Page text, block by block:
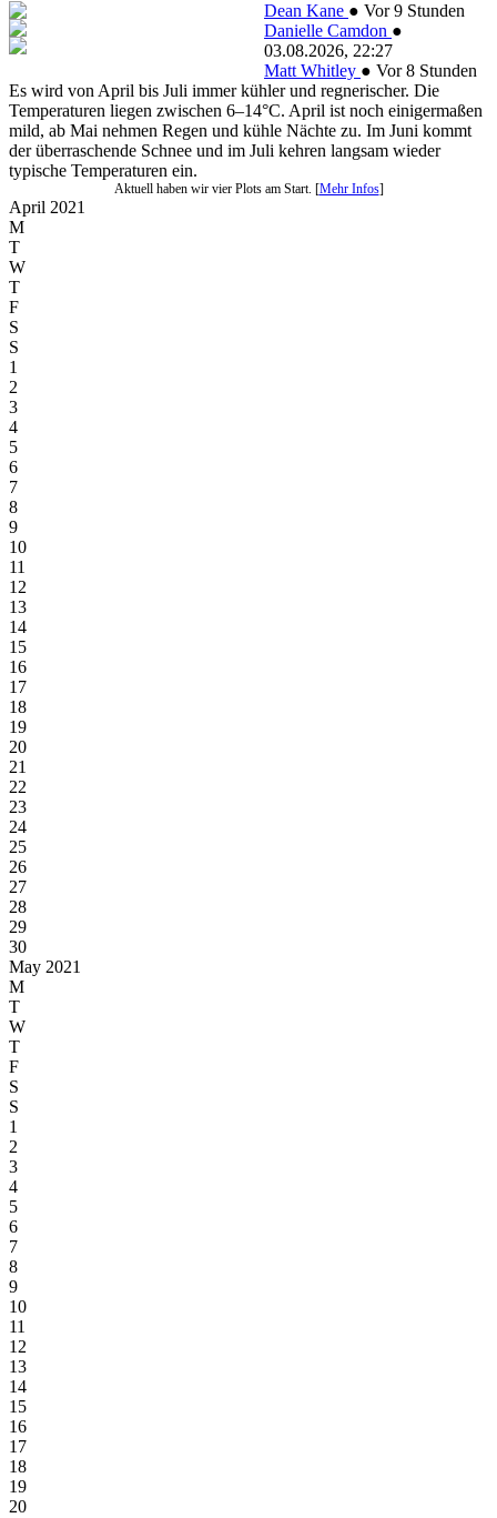
Dean Kane ● Vor 9 Stunden
Danielle Camdon ●
03.08.2026, 22:27
Matt Whitley ● Vor 8 Stunden
Es wird von April bis Juli immer kühler und regnerischer. Die
Temperaturen liegen zwischen 6–14°C. April ist noch einigermaßen
mild, ab Mai nehmen Regen und kühle Nächte zu. Im Juni kommt
der überraschende Schnee und im Juli kehren langsam wieder
typische Temperaturen ein.
Aktuell haben wir vier Plots am Start. [Mehr Infos]
April 2021
M
T
W
T
F
S
S
1
2
3
4
5
6
7
8
9
10
11
12
13
14
15
16
17
18
19
20
21
22
23
24
25
26
27
28
29
30
May 2021
M
T
W
T
F
S
S
1
2
3
4
5
6
7
8
9
10
11
12
13
14
15
16
17
18
19
20